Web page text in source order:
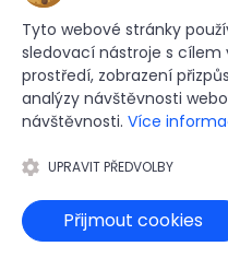
Tyto webové stránky
sledovací nástroje s cílem
prostředí, zobrazení
analýzy návštěvnosti
návštěvnosti. Více
UPRAVIT PŘEDVOLBY
Přijmout cookies